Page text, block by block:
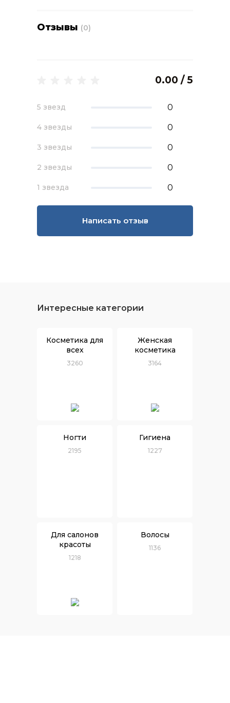
Отзывы (0)
0.00 / 5
5 звезд 0
4 звезды 0
3 звезды 0
2 звезды 0
1 звезда 0
Написать отзыв
Интересные категории
Косметика для
всех
3260
Женская
косметика
3164
Ногти
2195
Гигиена
1227
Для салонов
красоты
1218
Волосы
1136